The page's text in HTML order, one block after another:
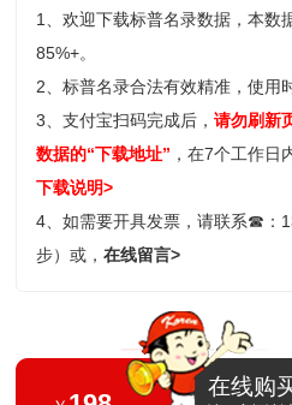
1、欢迎下载标普名录数据，本数
85%+。
2、标普名录合法有效精准，使用
3、支付宝扫码完成后，请勿刷新
数据的“下载地址” ，在7个工作日
下载说明>
4、如需要开具发票，请联系☎ ：
步）或，在线留言>
在线购